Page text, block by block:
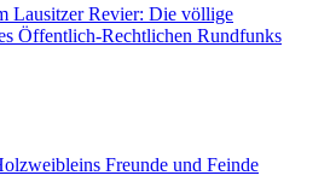
Lausitzer Revier: Die völlige
Öffentlich-Rechtlichen Rundfunks
Freunde und Feinde